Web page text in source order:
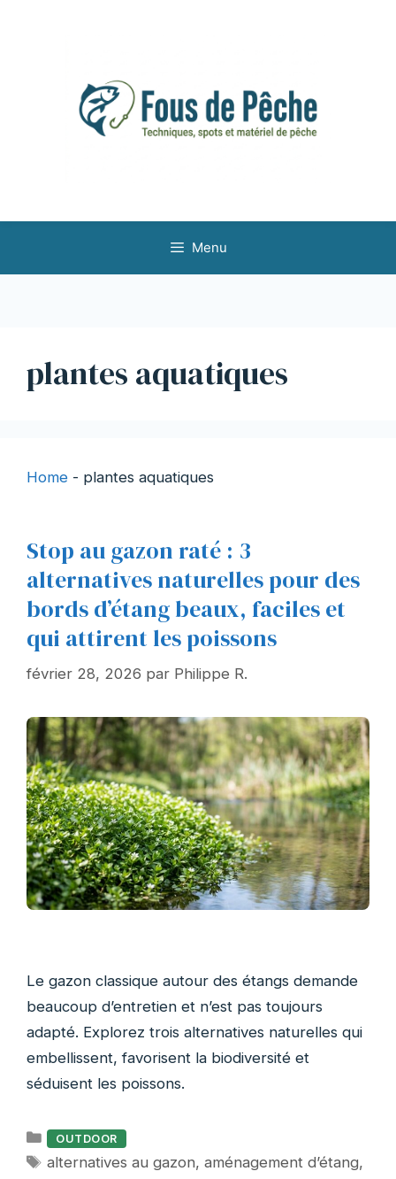
Menu
plantes aquatiques
Home - plantes aquatiques
Stop au gazon raté : 3
alternatives naturelles pour des
bords d’étang beaux, faciles et
qui attirent les poissons
février 28, 2026 par Philippe R.
Le gazon classique autour des étangs demande
beaucoup d’entretien et n’est pas toujours
adapté. Explorez trois alternatives naturelles qui
embellissent, favorisent la biodiversité et
séduisent les poissons.
Catégories
OUTDOOR
Étiquettes
alternatives au gazon,aménagement d’étang,